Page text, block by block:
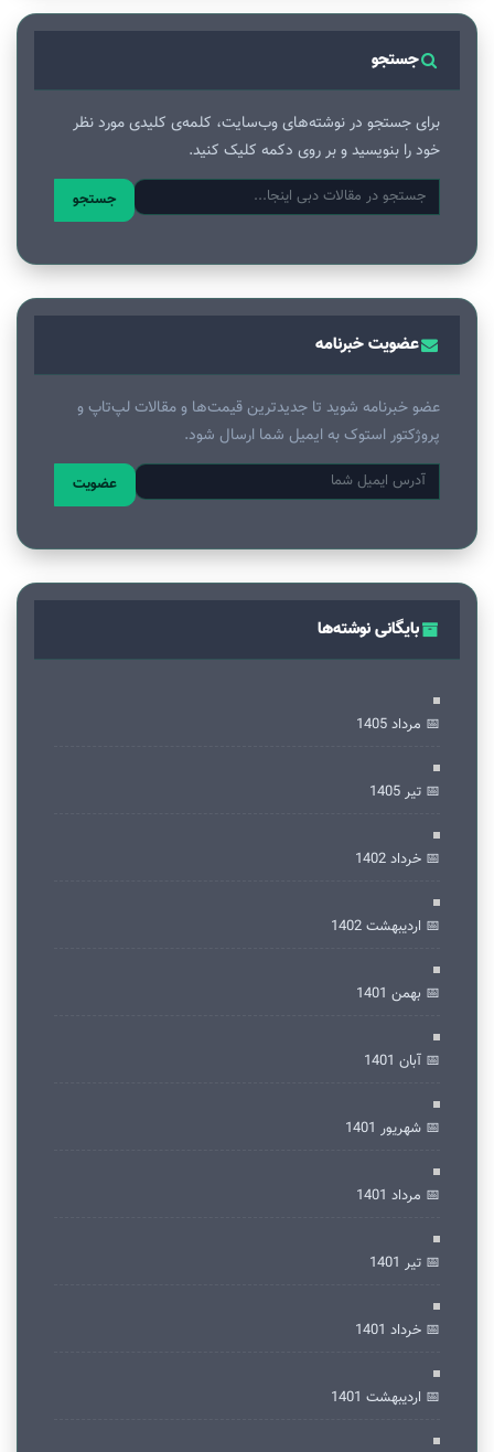
جستجو
برای جستجو در نوشته‌های وب‌سایت، کلمه‌ی کلیدی مورد نظر
خود را بنویسید و بر روی دکمه کلیک کنید.
جستجو
عضویت خبرنامه
عضو خبرنامه شوید تا جدیدترین قیمت‌ها و مقالات لپ‌تاپ و
پروژکتور استوک به ایمیل شما ارسال شود.
عضویت
بایگانی نوشته‌ها
📅 مرداد 1405
📅 تير 1405
📅 خرداد 1402
📅 ارديبهشت 1402
📅 بهمن 1401
📅 آبان 1401
📅 شهریور 1401
📅 مرداد 1401
📅 تير 1401
📅 خرداد 1401
📅 ارديبهشت 1401